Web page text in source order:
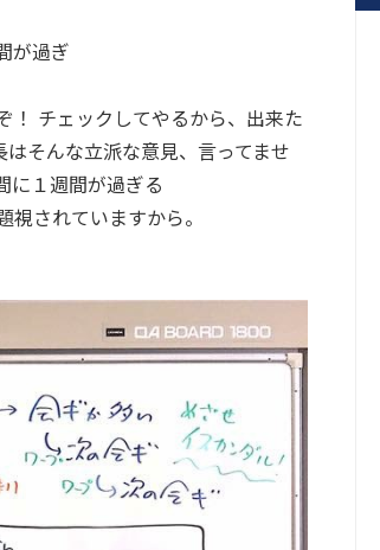
が過ぎ
チェックしてやるから、出来た
そんな立派な意見、言ってませ
に１週間が過ぎる
されていますから。